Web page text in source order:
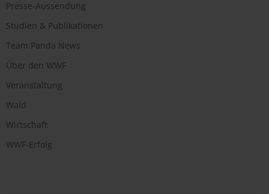
Presse-Aussendung
Studien & Publikationen
Team Panda News
Über den WWF
Veranstaltung
Wald
Wirtschaft
WWF-Erfolg